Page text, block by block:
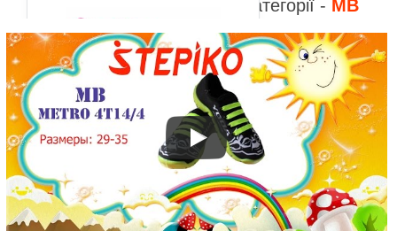
Артикул: 4BT7/2
Дитячі текстильні кеди MB
STOKROTKA 4BT7/2
195грн.
Відео до інших товарів з категорії - MB